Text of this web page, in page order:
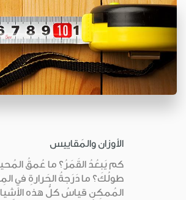
الأوزان والمَقاييس
كم يَبعُدُ القَمَرُ؟ ما عُمقُ
طولُكَ؟ ما دَرَجةُ الحَرارةِ في
المُمكِنِ قياسُ كلُّ هذه